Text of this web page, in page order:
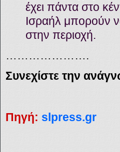
έχει πάντα στο
Ισραήλ μπορούν
στην περιοχή.
………………….
Συνεχίστε την
Πηγή: slpress.gr